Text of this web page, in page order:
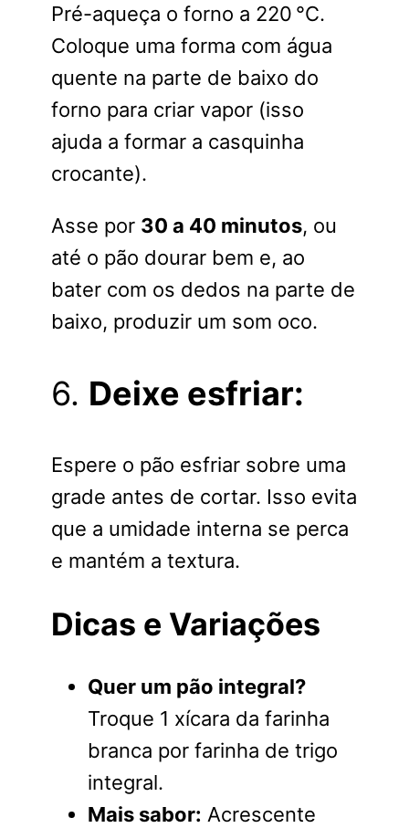
Pré-aqueça o forno a 220 °C.
Coloque uma forma com água
quente na parte de baixo do
forno para criar vapor (isso
ajuda a formar a casquinha
crocante).
Asse por 30 a 40 minutos, ou
até o pão dourar bem e, ao
bater com os dedos na parte de
baixo, produzir um som oco.
6. Deixe esfriar:
Espere o pão esfriar sobre uma
grade antes de cortar. Isso evita
que a umidade interna se perca
e mantém a textura.
Dicas e Variações
Quer um pão integral?
Troque 1 xícara da farinha
branca por farinha de trigo
integral.
Mais sabor: Acrescente